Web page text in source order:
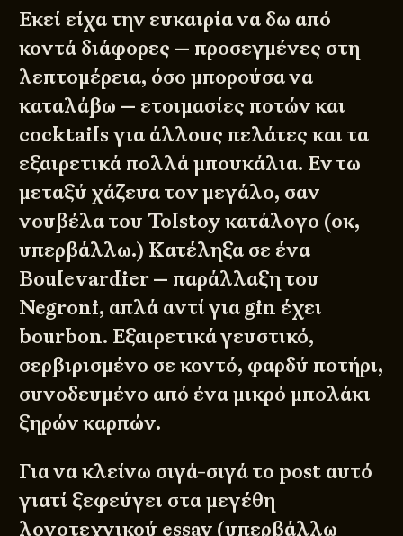
Εκεί είχα την ευκαιρία να δω από
κοντά διάφορες — προσεγμένες στη
λεπτομέρεια, όσο μπορούσα να
καταλάβω — ετοιμασίες ποτών και
cocktails για άλλους πελάτες και τα
εξαιρετικά πολλά μπουκάλια. Εν τω
μεταξύ χάζευα τον μεγάλο, σαν
νουβέλα του Tolstoy κατάλογο (οκ,
υπερβάλλω.) Κατέληξα σε ένα
Boulevardier — παράλλαξη του
Negroni, απλά αντί για gin έχει
bourbon. Εξαιρετικά γευστικό,
σερβιρισμένο σε κοντό, φαρδύ ποτήρι,
συνοδευμένο από ένα μικρό μπολάκι
ξηρών καρπών.
Για να κλείνω σιγά-σιγά το post αυτό
γιατί ξεφεύγει στα μεγέθη
λογοτεχνικού essay (υπερβάλλω